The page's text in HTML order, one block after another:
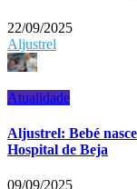
22/09/2025
Aljustrel
Atualidade
Aljustrel: Bebé
Hospital de Beja
09/09/2025